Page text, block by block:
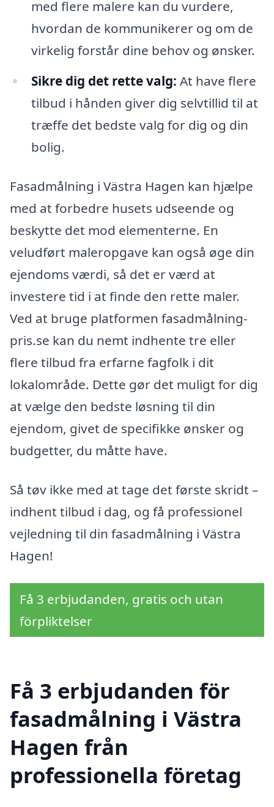
med flere malere kan du vurdere,
hvordan de kommunikerer og om de
virkelig forstår dine behov og ønsker.
Sikre dig det rette valg: At have flere
tilbud i hånden giver dig selvtillid til at
træffe det bedste valg for dig og din
bolig.
Fasadmålning i Västra Hagen kan hjælpe
med at forbedre husets udseende og
beskytte det mod elementerne. En
veludført maleropgave kan også øge din
ejendoms værdi, så det er værd at
investere tid i at finde den rette maler.
Ved at bruge platformen fasadmålning-
pris.se kan du nemt indhente tre eller
flere tilbud fra erfarne fagfolk i dit
lokalområde. Dette gør det muligt for dig
at vælge den bedste løsning til din
ejendom, givet de specifikke ønsker og
budgetter, du måtte have.
Så tøv ikke med at tage det første skridt –
indhent tilbud i dag, og få professionel
vejledning til din fasadmålning i Västra
Hagen!
Få 3 erbjudanden, gratis och utan
förpliktelser
Få 3 erbjudanden för
fasadmålning i Västra
Hagen från
professionella företag